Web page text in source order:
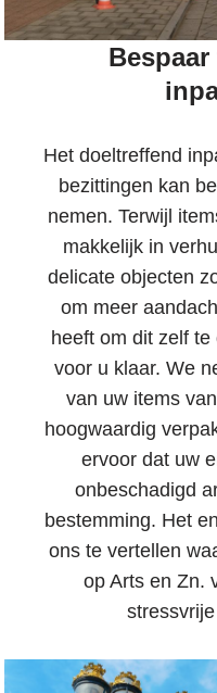
Het doeltreffend
bezittingen kan
nemen. Terwijl
makkelijk in
delicate objecten
om meer
heeft om dit zelf
voor u klaar. We
van uw items
hoogwaardig
ervoor dat uw
onbeschadigd
bestemming. Het
ons te vertellen
op Arts en Zn.